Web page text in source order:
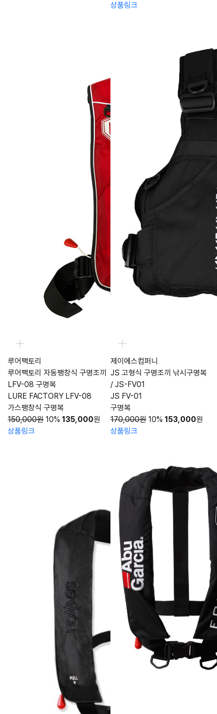
상품링크
루어팩토리
루어팩토리 자동팽창식 구명조끼
LFV-08 구명복
LURE FACTORY LFV-08
가스팽창식 구명복
150,000원 10% 135,000원
상품링크
제이에스컴퍼니
JS 고형식 구명조끼 낚시구명복
/ JS-FV01
JS FV-01
구명복
170,000원 10% 153,000원
상품링크